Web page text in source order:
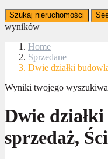
Szukaj nieruchomości
wyników
Home
Sprzedane
Dwie działki
Wyniki twojego
Dwie
sprzedaż,